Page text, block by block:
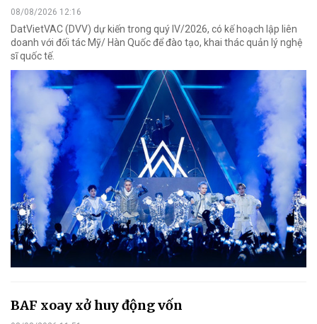
08/08/2026 12:16
DatVietVAC (DVV) dự kiến trong quý IV/2026, có kế hoạch lập liên
doanh với đối tác Mỹ/ Hàn Quốc để đào tạo, khai thác quản lý nghệ
sĩ quốc tế.
BAF xoay xở huy động vốn